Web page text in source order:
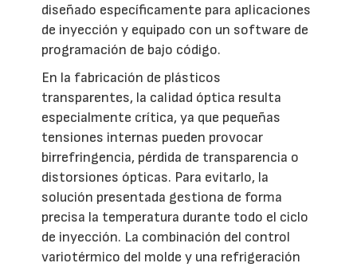
diseñado específicamente para aplicaciones
de inyección y equipado con un software de
programación de bajo código.
En la fabricación de plásticos
transparentes, la calidad óptica resulta
especialmente crítica, ya que pequeñas
tensiones internas pueden provocar
birrefringencia, pérdida de transparencia o
distorsiones ópticas. Para evitarlo, la
solución presentada gestiona de forma
precisa la temperatura durante todo el ciclo
de inyección. La combinación del control
variotérmico del molde y una refrigeración